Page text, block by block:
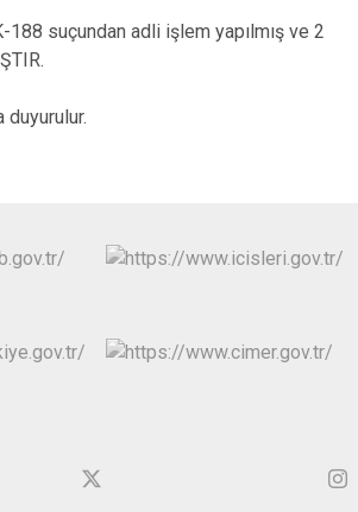
188 suçundan adli işlem yapılmış ve 2
duyurulur.